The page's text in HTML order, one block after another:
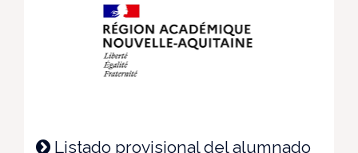
Listado provisional del alumnado